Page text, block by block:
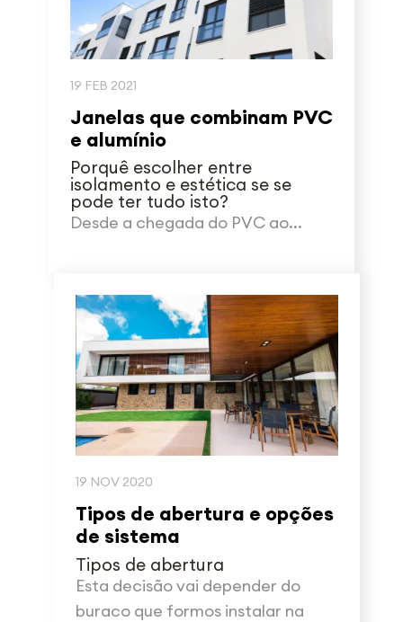
19 FEB 2021
Janelas que combinam PVC
e alumínio
Porquê escolher entre
isolamento e estética se se
pode ter tudo isto?
Desde a chegada do PVC ao...
19 NOV 2020
Tipos de abertura e opções
de sistema
Tipos de abertura
Esta decisão vai depender do
buraco que formos instalar na